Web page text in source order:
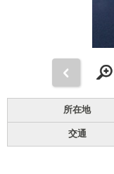
所在地
交通